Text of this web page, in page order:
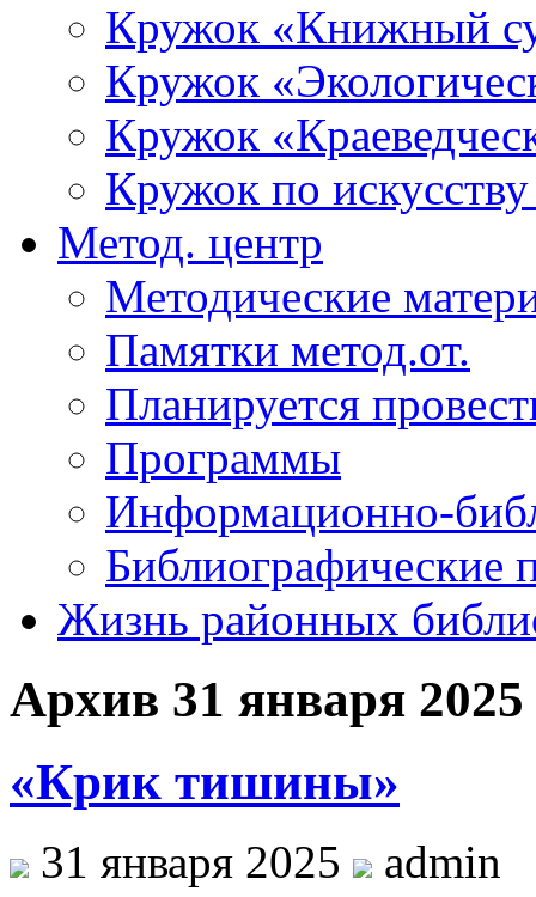
Кружок «Книжный
Кружок
Кружок
Кружок по
Метод. центр
Методические
Памятки метод.от.
Планируется
Программы
Информационно-
Библиографические
Жизнь районных
Архив 31 января 2025
«Крик тишины»
31 января 2025
admin